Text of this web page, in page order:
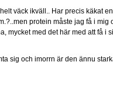
väck ikväll.. Har precis käkat
protein måste jag få i
mycket med det här med att få i
sig och imorrn är den ännu